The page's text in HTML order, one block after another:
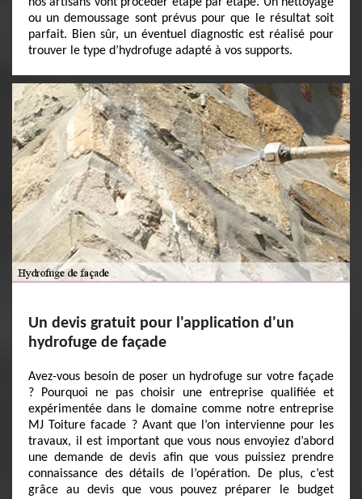
ou un demoussage sont prévus pour que le résultat soit
parfait. Bien sûr, un éventuel diagnostic est réalisé pour
trouver le type d’hydrofuge adapté à vos supports.
Un devis gratuit pour l'application d'un
hydrofuge de façade
Avez-vous besoin de poser un hydrofuge sur votre façade
? Pourquoi ne pas choisir une entreprise qualifiée et
expérimentée dans le domaine comme notre entreprise
MJ Toiture facade ? Avant que l’on intervienne pour les
travaux, il est important que vous nous envoyiez d’abord
une demande de devis afin que vous puissiez prendre
connaissance des détails de l’opération. De plus, c’est
grâce au devis que vous pouvez préparer le budget